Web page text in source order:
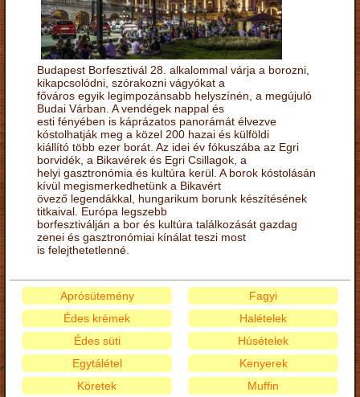
Budapest Borfesztivál 28. alkalommal várja a borozni,
kikapcsolódni, szórakozni vágyókat a
főváros egyik legimpozánsabb helyszínén, a megújuló
Budai Várban. A vendégek nappal és
esti fényében is káprázatos panorámát élvezve
kóstolhatják meg a közel 200 hazai és külföldi
kiállító több ezer borát. Az idei év fókuszába az Egri
borvidék, a Bikavérek és Egri Csillagok, a
helyi gasztronómia és kultúra kerül. A borok kóstolásán
kívül megismerkedhetünk a Bikavért
övező legendákkal, hungarikum borunk készítésének
titkaival. Európa legszebb
borfesztiválján a bor és kultúra találkozását gazdag
zenei és gasztronómiai kínálat teszi most
is felejthetetlenné.
Aprósütemény
Édes krémek
Édes süti
Egytálétel
Fagyi
Halételek
Húsételek
Kenyerek
Köretek
Muffin